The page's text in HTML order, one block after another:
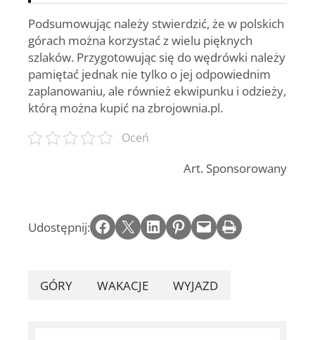
Podsumowując należy stwierdzić, że w polskich
górach można korzystać z wielu pięknych
szlaków. Przygotowując się do wędrówki należy
pamiętać jednak nie tylko o jej odpowiednim
zaplanowaniu, ale również ekwipunku i odzieży,
którą można kupić na zbrojownia.pl.
Oceń
Art. Sponsorowany
Udostępnij: Share on Facebook Email this Page Share on LinkedIn Share on Pinterest Email this Page Print this Page
GÓRY WAKACJE WYJAZD